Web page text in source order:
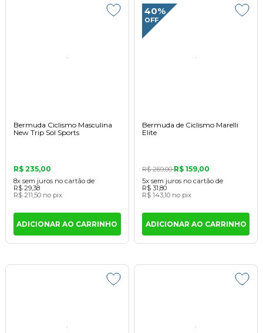
Bermuda Ciclismo Masculina
New Trip Sol Sports
R$ 235,00
8x sem juros no cartãode
R$ 29,38
R$ 211,50 no pix
ADICIONAR AO CARRINHO
40%
OFF
Bermuda de Ciclismo Marelli
Elite
R$ 269,00R$ 159,00
5x sem juros no cartão de
R$ 31,80
R$ 143,10 no pix
ADICIONAR AO CARRINHO